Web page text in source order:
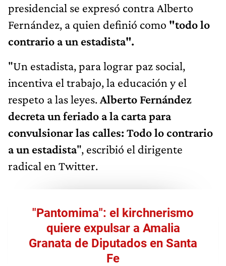
presidencial se expresó contra Alberto
Fernández, a quien definió como "todo lo
contrario a un estadista".
"Un estadista, para lograr paz social,
incentiva el trabajo, la educación y el
respeto a las leyes.Alberto Fernández
decreta un feriado a la carta para
convulsionar las calles: Todo lo contrario
a un estadista", escribió el dirigente
radical en Twitter.
"Pantomima": el kirchnerismo
quiere expulsar a Amalia
Granata de Diputados en Santa
Fe